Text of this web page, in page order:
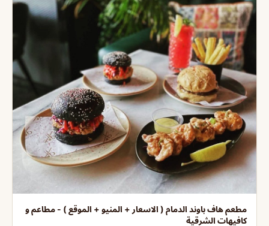
مطعم هاف باوند الدمام ( الاسعار + المنيو + الموقع ) - مطاعم و
كافيهات الشرقية